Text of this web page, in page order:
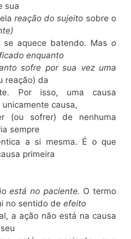
sua
reação do sujeito sobre o
aquece batendo. Mas o
enquanto
sofre por sua vez uma
reação) da
Por isso, uma causa
causa,
(ou sofrer) de nenhuma
sempre
a si mesma. É o que
primeira
está no paciente. O termo
no sentido de efeito
a ação não está na causa